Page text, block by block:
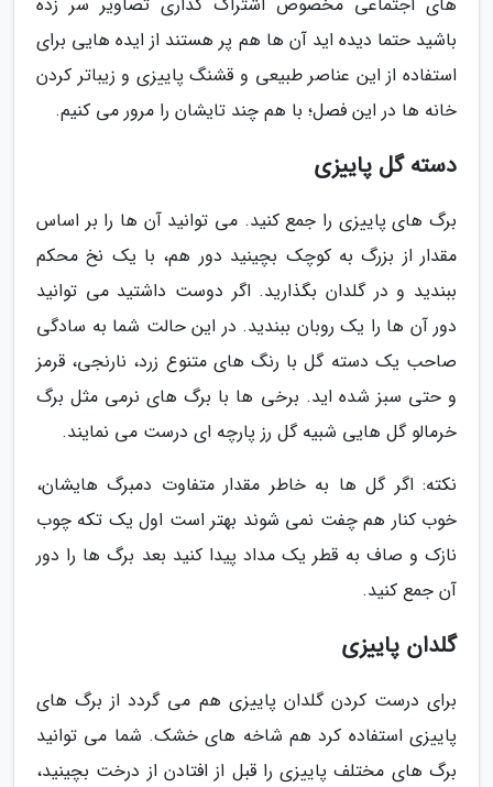
باشید حتما دیده اید آن ها هم پر هستند از ایده هایی برای
استفاده از این عناصر طبیعی و قشنگ پاییزی و زیباتر کردن
خانه ها در این فصل؛ با هم چند تایشان را مرور می کنیم.
دسته گل پاییزی
برگ های پاییزی را جمع کنید. می توانید آن ها را بر اساس
مقدار از بزرگ به کوچک بچینید دور هم، با یک نخ محکم
ببندید و در گلدان بگذارید. اگر دوست داشتید می توانید
دور آن ها را یک روبان ببندید. در این حالت شما به سادگی
صاحب یک دسته گل با رنگ های متنوع زرد، نارنجی، قرمز
و حتی سبز شده اید. برخی ها با برگ های نرمی مثل برگ
خرمالو گل هایی شبیه گل رز پارچه ای درست می نمایند.
نکته: اگر گل ها به خاطر مقدار متفاوت دمبرگ هایشان،
خوب کنار هم چفت نمی شوند بهتر است اول یک تکه چوب
نازک و صاف به قطر یک مداد پیدا کنید بعد برگ ها را دور
آن جمع کنید.
گلدان پاییزی
برای درست کردن گلدان پاییزی هم می گردد از برگ های
پاییزی استفاده کرد هم شاخه های خشک. شما می توانید
برگ های مختلف پاییزی را قبل از افتادن از درخت بچینید،